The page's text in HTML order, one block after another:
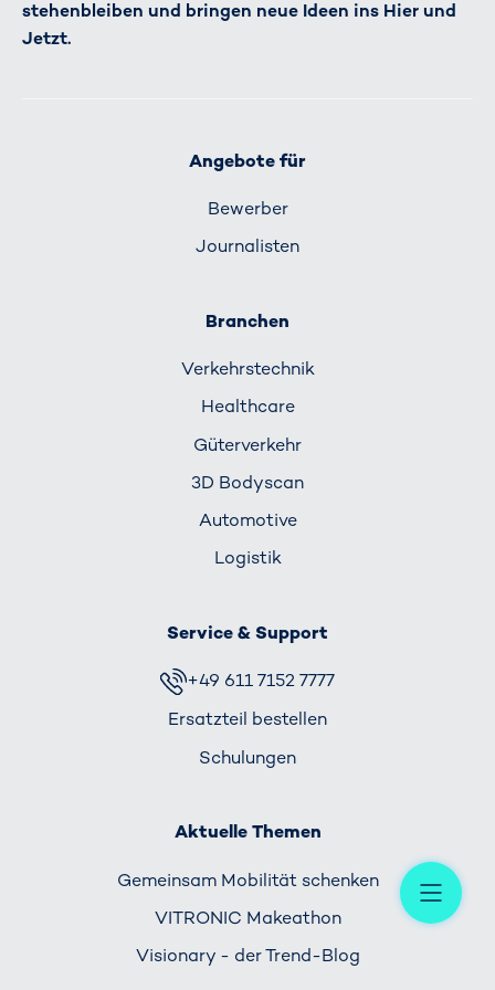
stehenbleiben und bringen neue Ideen ins Hier und
Jetzt.
Angebote für
Bewerber
Journalisten
Branchen
Verkehrs­technik
Healthcare
Güterverkehr
3D Bodyscan
Automotive
Logistik
Service & Support
+49 611 7152 7777
Ersatzteil bestellen
Schulungen
Aktuelle Themen
Gemeinsam Mobilität schenken
VITRONIC Makeathon
Visionary - der Trend-Blog